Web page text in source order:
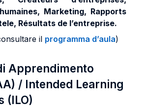
Marketing, Rapports
Résultats de l’entreprise.
il programma d’aula)
Apprendimento
/ Intended Learning
(ILO)